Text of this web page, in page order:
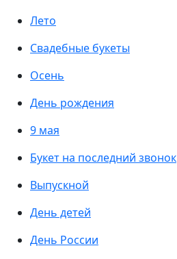
Лето
Свадебные букеты
Осень
День рождения
9 мая
Букет на последний звонок
Выпускной
День детей
День России